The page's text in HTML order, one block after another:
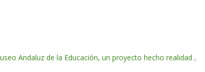
Andaluz de la Educación, un proyecto hecho realidad ,